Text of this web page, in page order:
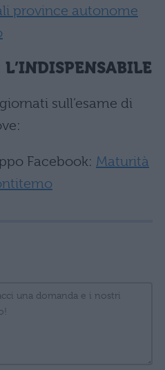
province autonome
sull’esame di
Facebook: Maturità